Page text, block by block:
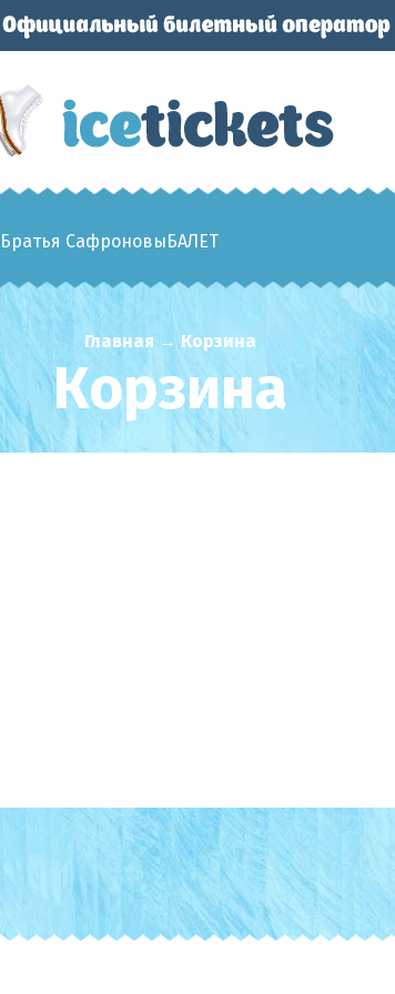
Братья СафроновыБАЛЕТ
Главная → Корзина
Корзина